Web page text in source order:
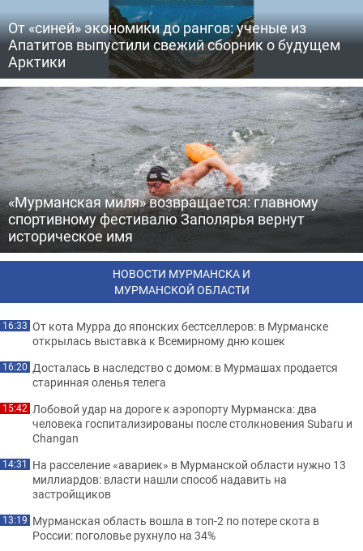
От «синей» экономики до рангов: ученые из
Апатитов выпустили свежий сборник о будущем
Арктики
«Мурманская миля» возвращается: главному
спортивному фестивалю Заполярья вернут
историческое имя
НОВОСТИ МУРМАНСКА И
МУРМАНСКОЙ ОБЛАСТИ
16:33 От кота Мурра до японских бестселлеров: в Мурманске
открылась выставка к Всемирному дню кошек
16:20 Досталась в наследство с домом: в Мурмашах продается
старинная оленья телега
15:42 Лобовой удар на дороге к аэропорту Мурманска: два
человека госпитализированы после столкновения Subaru и
Changan
14:31 На расселение «авариек» в Мурманской области нужно 13
миллиардов: власти нашли способ надавить на
застройщиков
13:19 Мурманская область вошла в топ-2 по потере скота в
России: поголовье рухнуло на 34%